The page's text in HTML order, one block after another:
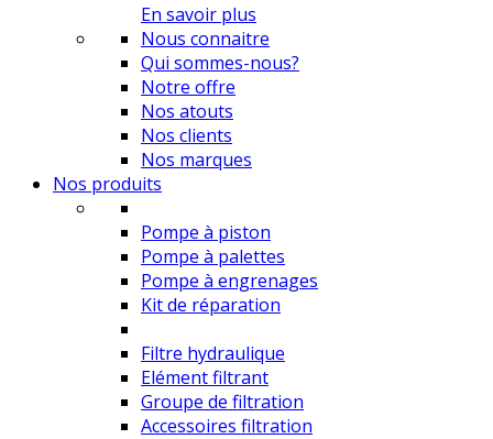
En savoir plus
Nous connaitre
Qui sommes-nous?
Notre offre
Nos atouts
Nos clients
Nos marques
Nos produits
Pompe à piston
Pompe à palettes
Pompe à engrenages
Kit de réparation
Filtre hydraulique
Elément filtrant
Groupe de filtration
Accessoires filtration